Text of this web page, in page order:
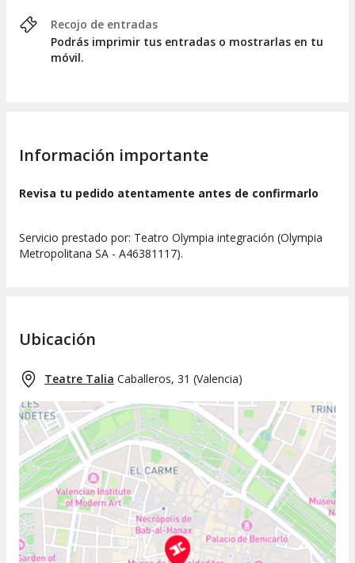
Recojo de entradas
Podrás imprimir tus entradas o mostrarlas en tu
móvil.
Información importante
Revisa tu pedido atentamente antes de confirmarlo
Servicio prestado por: Teatro Olympia integración (Olympia
Metropolitana SA - A46381117).
Ubicación
Teatre Talia Caballeros, 31 (Valencia)